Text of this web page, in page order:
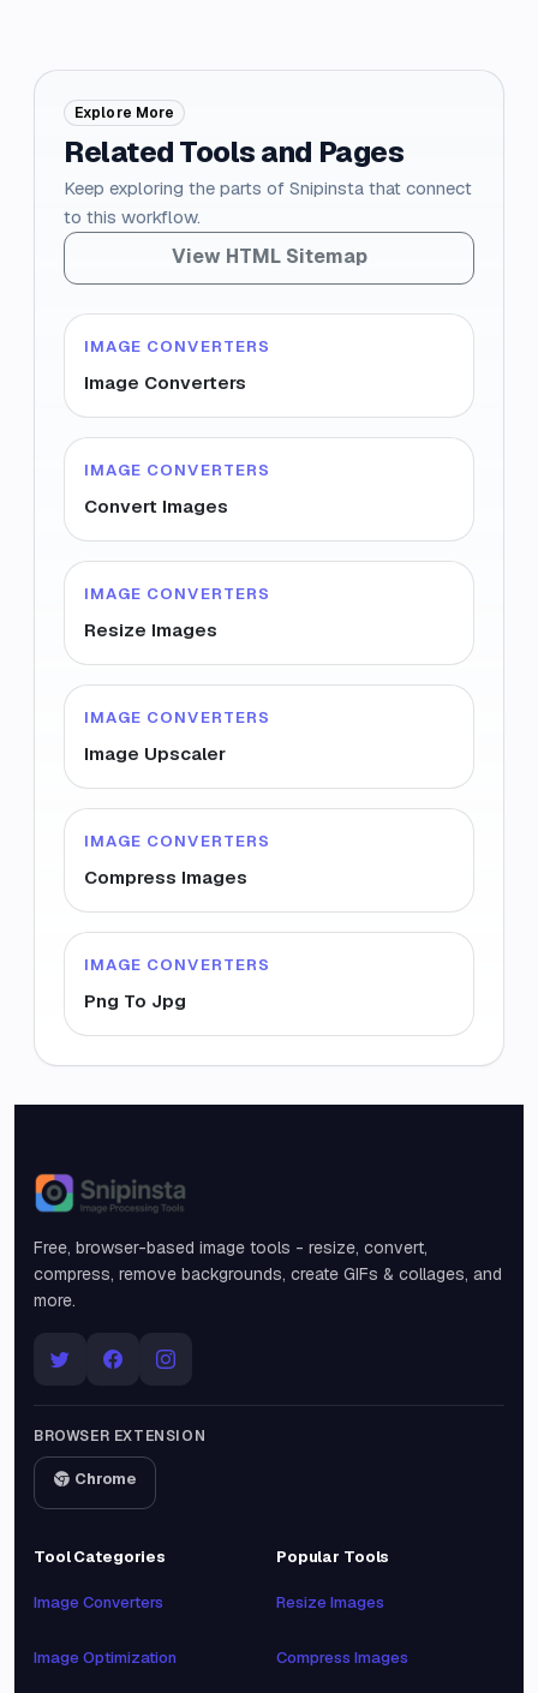
Explore More
Related Tools and Pages
Keep exploring the parts of Snipinsta that connect
to this workflow.
View HTML Sitemap
IMAGE CONVERTERS
Image Converters
IMAGE CONVERTERS
Convert Images
IMAGE CONVERTERS
Resize Images
IMAGE CONVERTERS
Image Upscaler
IMAGE CONVERTERS
Compress Images
IMAGE CONVERTERS
Png To Jpg
Snipinsta
Free, browser-based image tools - resize, convert,
compress, remove backgrounds, create GIFs & collages, and
more.
BROWSER EXTENSION
Chrome
Tool Categories
Image Converters
Image Optimization
Popular Tools
Resize Images
Compress Images